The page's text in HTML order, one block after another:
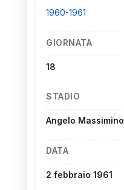
1960-1961
GIORNATA
18
STADIO
Angelo Massimino
DATA
2 febbraio 1961